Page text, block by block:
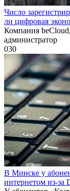
Число
ли цифровая
Компания
администратор
030
В Минске у
интернетом из-за